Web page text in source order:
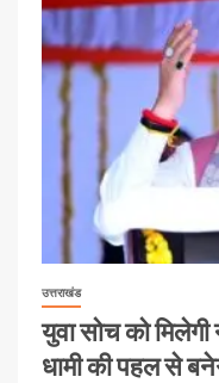
उत्तराखंड
युवा सोच को मिलेगी
धामी की पहल से